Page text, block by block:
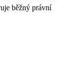
běžný právní